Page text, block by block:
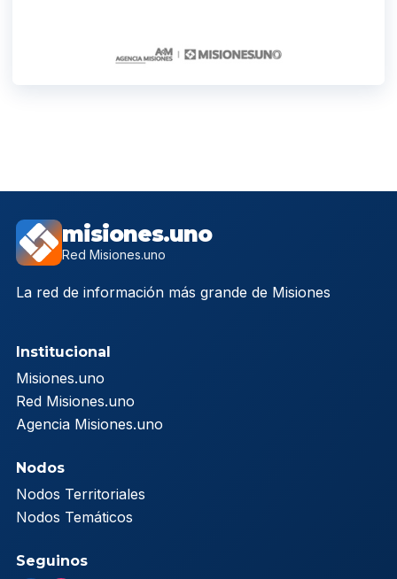
misiones.uno
Red Misiones.uno
La red de información más grande de Misiones
Institucional
Misiones.uno
Red Misiones.uno
Agencia Misiones.uno
Nodos
Nodos Territoriales
Nodos Temáticos
Seguinos